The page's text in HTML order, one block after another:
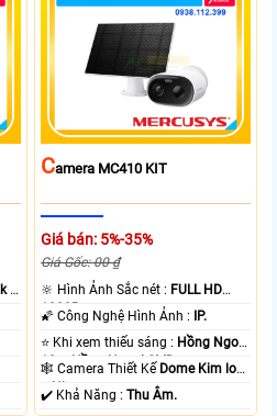
+
CAmera MC410 KIT
Giá bán: 5%-35%
Giá Gốc: 00 ₫
🔆 Hình Ảnh Sắc nét : FULL HD
1080P .
🌠 Công Nghệ Hình Ảnh :
IP.
⭐ Khi xem thiếu sáng : Hồng Ngoại
10m Hồng Ngoại SMD.
🕸️ Camera Thiết Kế Dome Kim loại
+ Nhựa.
️✔️ Khả Năng :Thu Âm.